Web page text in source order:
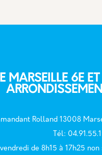
MARSEILLE 6E
Rolland 13008
Tél:
de 8h15 à 17h25 non